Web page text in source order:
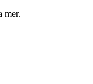
mer.